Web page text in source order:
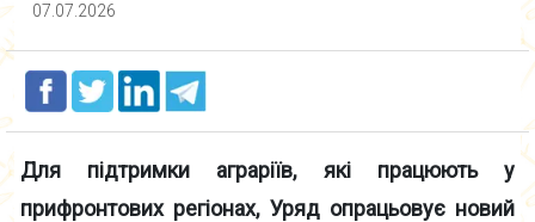
07.07.2026
Для підтримки аграріїв, які працюють у
прифронтових регіонах, Уряд опрацьовує новий